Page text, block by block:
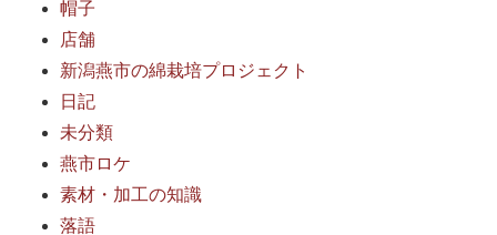
帽子
店舗
新潟燕市の綿栽培プロジェクト
日記
未分類
燕市ロケ
素材・加工の知識
落語